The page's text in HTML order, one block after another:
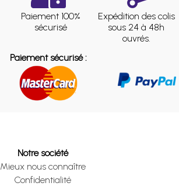
Paiement 100%
sécurisé
Expédition des colis
sous 24 à 48h
ouvrés.
Paiement sécurisé :
Notre société
Mieux nous connaître
Confidentialité